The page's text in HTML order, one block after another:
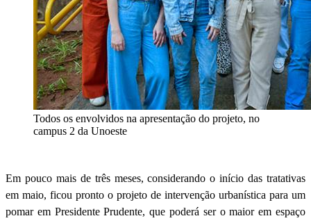
Todos os envolvidos na apresentação do projeto, no
campus 2 da Unoeste
Em pouco mais de três meses, considerando o início das tratativas
em maio, ficou pronto o projeto de intervenção urbanística para um
pomar em Presidente Prudente, que poderá ser o maior em espaço